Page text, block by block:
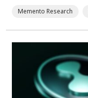
Memento Research